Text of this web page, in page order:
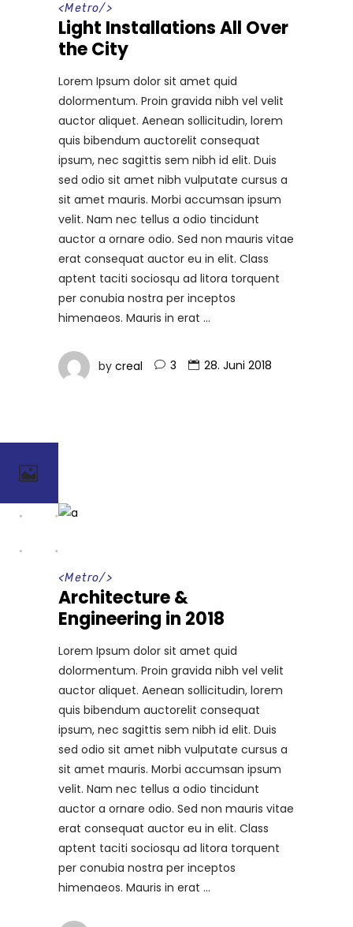
<Metro/>
Light Installations All Over
the City
Lorem Ipsum dolor sit amet quid
dolormentum. Proin gravida nibh vel velit
auctor aliquet. Aenean sollicitudin, lorem
quis bibendum auctorelit consequat
ipsum, nec sagittis sem nibh id elit. Duis
sed odio sit amet nibh vulputate cursus a
sit amet mauris. Morbi accumsan ipsum
velit. Nam nec tellus a odio tincidunt
auctor a ornare odio. Sed non mauris vitae
erat consequat auctor eu in elit. Class
aptent taciti sociosqu ad litora torquent
per conubia nostra per inceptos
himenaeos. Mauris in erat
by creal 3 28. Juni 2018
<Metro/>
Architecture &
Engineering in 2018
Lorem Ipsum dolor sit amet quid
dolormentum. Proin gravida nibh vel velit
auctor aliquet. Aenean sollicitudin, lorem
quis bibendum auctorelit consequat
ipsum, nec sagittis sem nibh id elit. Duis
sed odio sit amet nibh vulputate cursus a
sit amet mauris. Morbi accumsan ipsum
velit. Nam nec tellus a odio tincidunt
auctor a ornare odio. Sed non mauris vitae
erat consequat auctor eu in elit. Class
aptent taciti sociosqu ad litora torquent
per conubia nostra per inceptos
himenaeos. Mauris in erat